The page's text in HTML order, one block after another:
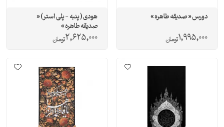
دورس « صدیقه طاهره »
1,995,000تومان
هودی ( پنبه - پلی استر ) «
صدیقه طاهره »
2,625,000تومان